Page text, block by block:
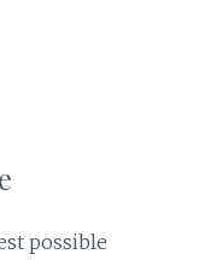
possible